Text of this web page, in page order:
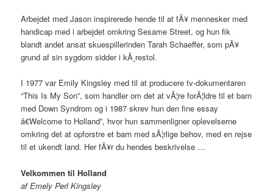
Arbejdet med Jason inspirerede hende til at fÃ¥ mennesker med
handicap med i arbejdet omkring Sesame Street, og hun fik
blandt andet ansat skuespillerinden Tarah Schaeffer, som pÃ¥
grund af sin sygdom sidder i kÃ¸restol.
I 1977 var Emily Kingsley med til at producere tv-dokumentaren
“This Is My Son”, som handler om det at vÃ¦re forÃ¦ldre til et barn
med Down Syndrom og i 1987 skrev hun den fine essay
â€Welcome to Holland”, hvor hun sammenligner oplevelserne
omkring det at opforstre et barn med sÃ¦rlige behov, med en rejse
til et ukendt land. Her fÃ¥r du hendes beskrivelse …
Velkommen til Holland
af Emely Perl Kingsley